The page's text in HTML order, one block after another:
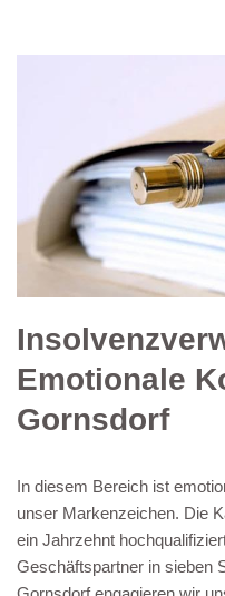
Emotionale
Gornsdorf
In diesem Bereich ist
unser Markenzeichen. Die
ein Jahrzehnt
Geschäftspartner in sieben